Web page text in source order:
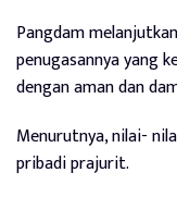
Pangdam
penugasannya yang
dengan aman dan
Menurutnya, nilai-
pribadi prajurit.